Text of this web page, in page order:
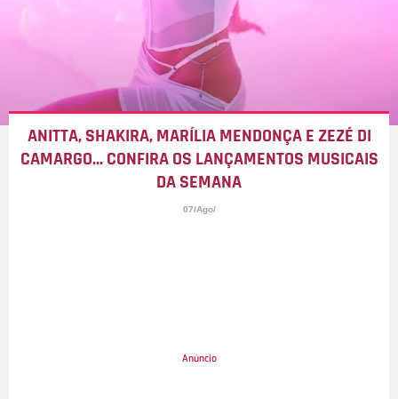
ANITTA, SHAKIRA, MARÍLIA MENDONÇA E ZEZÉ DI
CAMARGO... CONFIRA OS LANÇAMENTOS MUSICAIS
DA SEMANA
07/Ago/